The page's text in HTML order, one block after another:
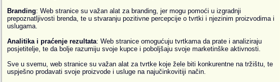
Branding: Web stranice su važan alat za branding, jer mogu pomoći u izgradnji
prepoznatljivosti brenda, te u stvaranju pozitivne percepcije o tvrtki i njezinim proizvodima i
uslugama.
Analitika i praćenje rezultata: Web stranice omogućuju tvrtkama da prate i analiziraju
posjetitelje, te da bolje razumiju svoje kupce i poboljšaju svoje marketinške aktivnosti.
Sve u svemu, web stranice su važan alat za tvrtke koje žele biti konkurentne na tržištu, te
uspješno prodavati svoje proizvode i usluge na najučinkovitiji način.